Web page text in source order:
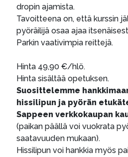
dropin ajamista.
Tavoitteena on, että kurssin
pyöräilijä osaa ajaa
Parkin vaativimpia reittejä.
Hinta 49,90 €/hlö.
Hinta sisältää opetuksen.
Suosittelemme
hissilipun ja pyörän
Sappeen verkkokaupan
(paikan päällä voi vuokrata
saatavuuden mukaan).
Hissilipun voi hankkia myös